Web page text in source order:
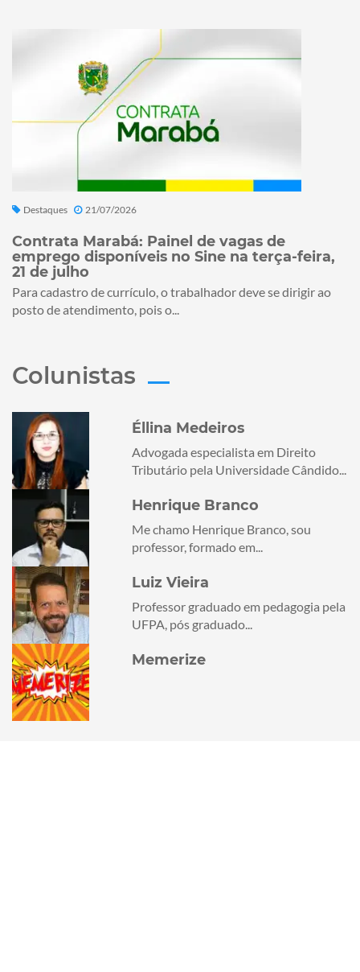
Destaques 21/07/2026
Contrata Marabá: Painel de vagas de
emprego disponíveis no Sine na terça-feira,
21 de julho
Para cadastro de currículo, o trabalhador deve se dirigir ao
posto de atendimento, pois o...
Colunistas
Éllina Medeiros
Advogada especialista em Direito
Tributário pela Universidade Cândido...
Henrique Branco
Me chamo Henrique Branco, sou
professor, formado em...
Luiz Vieira
Professor graduado em pedagogia pela
UFPA, pós graduado...
Memerize